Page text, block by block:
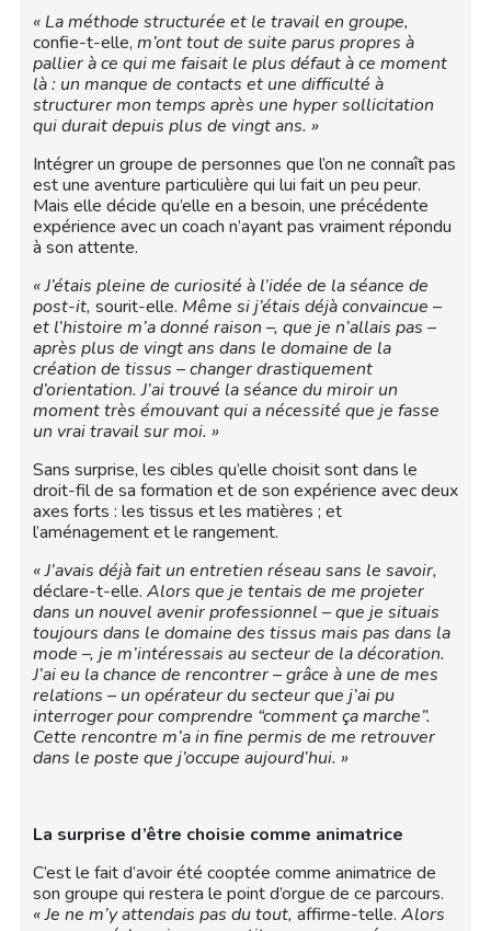
« La méthode structurée et le travail en groupe,
confie-t-elle, m’ont tout de suite parus propres à
pallier à ce qui me faisait le plus défaut à ce moment
là : un manque de contacts et une difficulté à
structurer mon temps après une hyper sollicitation
qui durait depuis plus de vingt ans. »
Intégrer un groupe de personnes que l’on ne connaît pas
est une aventure particulière qui lui fait un peu peur.
Mais elle décide qu’elle en a besoin, une précédente
expérience avec un coach n’ayant pas vraiment répondu
à son attente.
« J’étais pleine de curiosité à l’idée de la séance de
post-it, sourit-elle. Même si j’étais déjà convaincue –
et l’histoire m’a donné raison –, que je n’allais pas –
après plus de vingt ans dans le domaine de la
création de tissus – changer drastiquement
d’orientation. J’ai trouvé la séance du miroir un
moment très émouvant qui a nécessité que je fasse
un vrai travail sur moi. »
Sans surprise, les cibles qu’elle choisit sont dans le
droit-fil de sa formation et de son expérience avec deux
axes forts : les tissus et les matières ; et
l’aménagement et le rangement.
« J’avais déjà fait un entretien réseau sans le savoir,
déclare-t-elle. Alors que je tentais de me projeter
dans un nouvel avenir professionnel – que je situais
toujours dans le domaine des tissus mais pas dans la
mode –, je m’intéressais au secteur de la décoration.
J’ai eu la chance de rencontrer – grâce à une de mes
relations – un opérateur du secteur que j’ai pu
interroger pour comprendre “comment ça marche”.
Cette rencontre m’a in fine permis de me retrouver
dans le poste que j’occupe aujourd’hui. »
La surprise d’être choisie comme animatrice
C’est le fait d’avoir été cooptée comme animatrice de
son groupe qui restera le point d’orgue de ce parcours.
« Je ne m’y attendais pas du tout, affirme-telle. Alors